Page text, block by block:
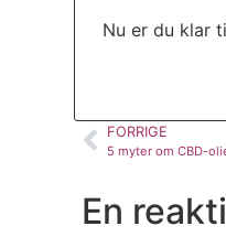
Nu er du klar
FORRIGE
5 myter om CBD-
En